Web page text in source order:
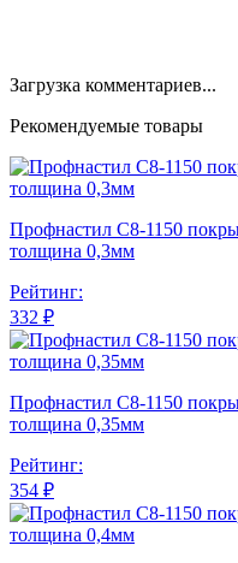
Загрузка комментариев...
Рекомендуемые товары
Профнастил С8-1150
толщина 0,3мм
Рейтинг:
332 ₽
Профнастил С8-1150
толщина 0,35мм
Рейтинг:
354 ₽